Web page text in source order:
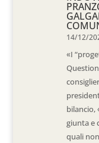
14/12/
«I
bilancio,
giunta e
quali